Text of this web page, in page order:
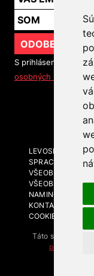
ODOBERAŤ
S prihlásením na
osobných údajov
LEVOSPHERE A
SPRACOVANIE
VŠEOBECNÉ
VŠEOBECNÉ
NAMING
KONTAKT
COOKIES
Táto stránka je
pravidlá